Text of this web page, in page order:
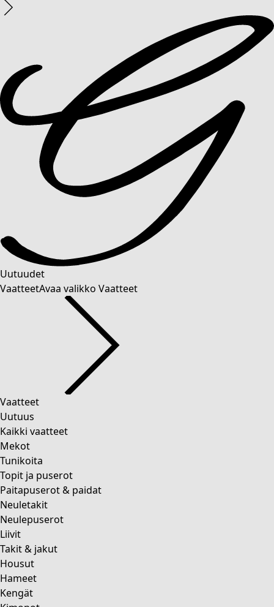
Uutuudet
VaatteetAvaa valikko Vaatteet
Vaatteet
Uutuus
Kaikki vaatteet
Mekot
Tunikoita
Topit ja puserot
Paitapuserot & paidat
Neuletakit
Neulepuserot
Liivit
Takit & jakut
Housut
Hameet
Kengät
KotiAvaa valikko Koti
Koti
Uutuus
Kaikki sisustustuotteet
Verhot
Tyynyt & Tyynynpäälliset
Matot
Frotté
Kirjat
KampanjatAvaa valikko Kampanjat